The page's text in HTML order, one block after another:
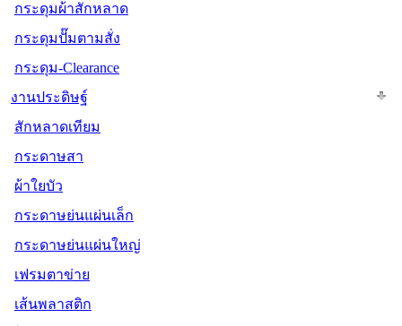
กระดุมผ้าสักหลาด
กระดุมปั๊มตามสั่ง
กระดุม-Clearance
งานประดิษฐ์
สักหลาดเทียม
กระดาษสา
ผ้าใยบัว
กระดาษย่นแผ่นเล็ก
กระดาษย่นแผ่นใหญ่
เฟรมตาข่าย
เส้นพลาสติก